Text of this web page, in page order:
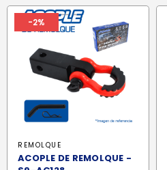
-2%
REMOLQUE
ACOPLE DE REMOLQUE -